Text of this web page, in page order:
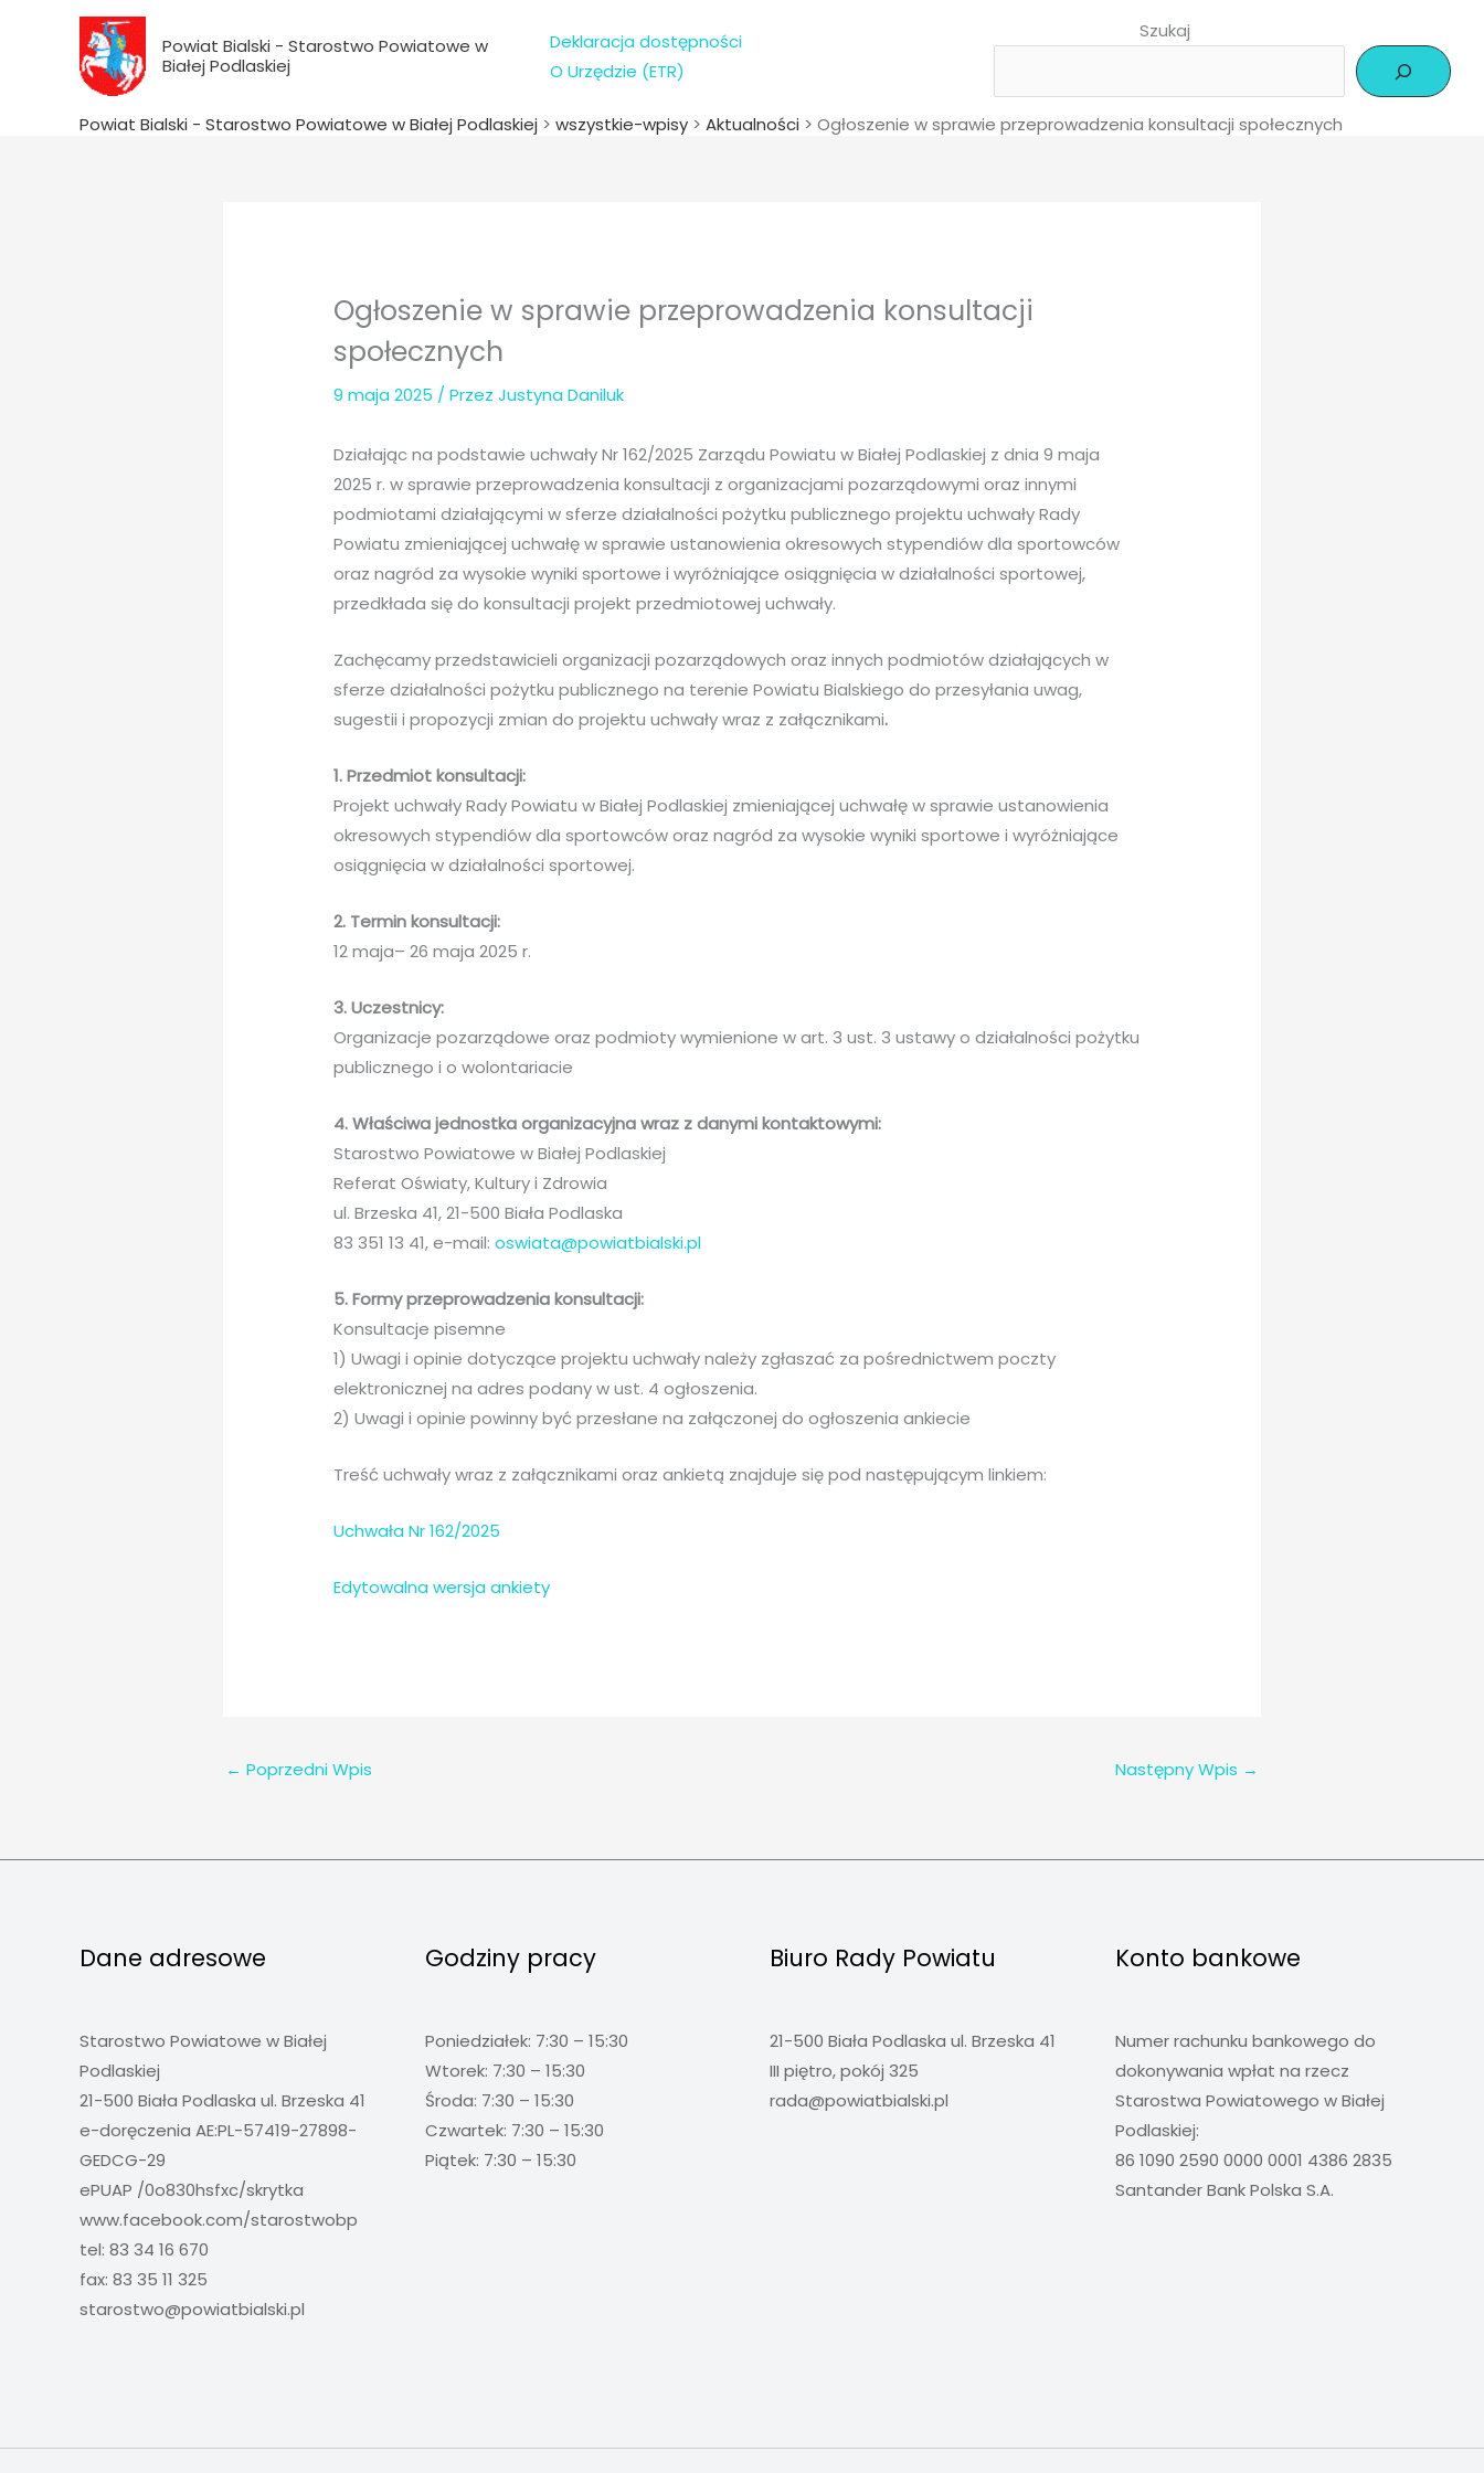
Powiat Bialski - Starostwo Powiatowe w
Białej Podlaskiej
Deklaracja dostępności
O Urzędzie (ETR)
Szukaj
Powiat Bialski - Starostwo Powiatowe w Białej Podlaskiej > wszystkie-wpisy > Aktualności > Ogłoszenie w sprawie przeprowadzenia konsultacji społecznych
Ogłoszenie w sprawie przeprowadzenia konsultacji
społecznych
9 maja 2025 / PrzezJustyna Daniluk
Działając na podstawie uchwały Nr 162/2025 Zarządu Powiatu w Białej Podlaskiej z dnia 9 maja
2025 r. w sprawie przeprowadzenia konsultacji z organizacjami pozarządowymi oraz innymi
podmiotami działającymi w sferze działalności pożytku publicznego projektu uchwały Rady
Powiatu zmieniającej uchwałę w sprawie ustanowienia okresowych stypendiów dla sportowców
oraz nagród za wysokie wyniki sportowe i wyróżniające osiągnięcia w działalności sportowej,
przedkłada się do konsultacji projekt przedmiotowej uchwały.
Zachęcamy przedstawicieli organizacji pozarządowych oraz innych podmiotów działających w
sferze działalności pożytku publicznego na terenie Powiatu Bialskiego do przesyłania uwag,
sugestii i propozycji zmian do projektu uchwały wraz z załącznikami.
1. Przedmiot konsultacji:
Projekt uchwały Rady Powiatu w Białej Podlaskiej zmieniającej uchwałę w sprawie ustanowienia
okresowych stypendiów dla sportowców oraz nagród za wysokie wyniki sportowe i wyróżniające
osiągnięcia w działalności sportowej.
2. Termin konsultacji:
12 maja– 26 maja 2025 r.
3. Uczestnicy:
Organizacje pozarządowe oraz podmioty wymienione w art. 3 ust. 3 ustawy o działalności pożytku
publicznego i o wolontariacie
4. Właściwa jednostka organizacyjna wraz z danymi kontaktowymi:
Starostwo Powiatowe w Białej Podlaskiej
Referat Oświaty, Kultury i Zdrowia
ul. Brzeska 41, 21-500 Biała Podlaska
83 351 13 41, e-mail:oswiata@powiatbialski.pl
5. Formy przeprowadzenia konsultacji:
Konsultacje pisemne
1) Uwagi i opinie dotyczące projektu uchwały należy zgłaszać za pośrednictwem poczty
elektronicznej na adres podany w ust. 4 ogłoszenia.
2) Uwagi i opinie powinny być przesłane na załączonej do ogłoszenia ankiecie
Treść uchwały wraz z załącznikami oraz ankietą znajduje się pod następującym linkiem:
Uchwała Nr 162/2025
Edytowalna wersja ankiety
← Poprzedni Wpis Następny Wpis →
Dane adresowe
Starostwo Powiatowe w Białej
Podlaskiej
21-500 Biała Podlaska ul. Brzeska 41
e-doręczenia AE:PL-57419-27898-
GEDCG-29
ePUAP /0o830hsfxc/skrytka
www.facebook.com/starostwobp
tel: 83 34 16 670
fax: 83 35 11 325
starostwo@powiatbialski.pl
Godziny pracy
Poniedziałek: 7:30 – 15:30
Wtorek: 7:30 – 15:30
Środa: 7:30 – 15:30
Czwartek: 7:30 – 15:30
Piątek: 7:30 – 15:30
Biuro Rady Powiatu
21-500 Biała Podlaska ul. Brzeska 41
III piętro, pokój 325
rada@powiatbialski.pl
Konto bankowe
Numer rachunku bankowego do
dokonywania wpłat na rzecz
Starostwa Powiatowego w Białej
Podlaskiej:
86 1090 2590 0000 0001 4386 2835
Santander Bank Polska S.A.